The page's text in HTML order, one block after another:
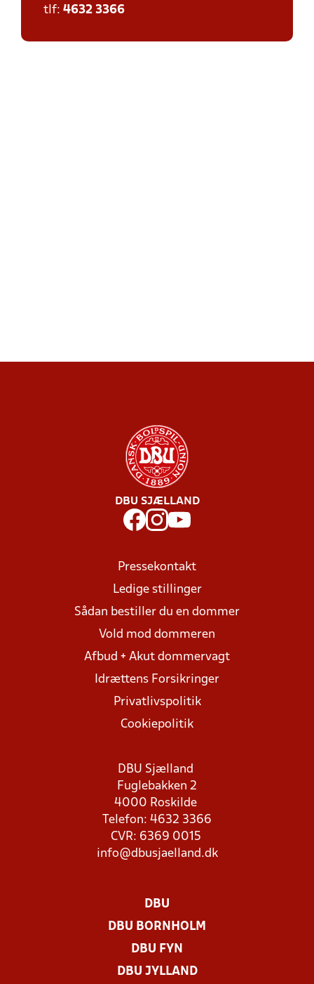
tlf: 4632 3366
DBU SJÆLLAND
Pressekontakt
Ledige stillinger
Sådan bestiller du en dommer
Vold mod dommeren
Afbud + Akut dommervagt
Idrættens Forsikringer
Privatlivspolitik
Cookiepolitik
DBU Sjælland
Fuglebakken 2
4000 Roskilde
Telefon: 4632 3366
CVR: 6369 0015
info@dbusjaelland.dk
DBU
DBU BORNHOLM
DBU FYN
DBU JYLLAND